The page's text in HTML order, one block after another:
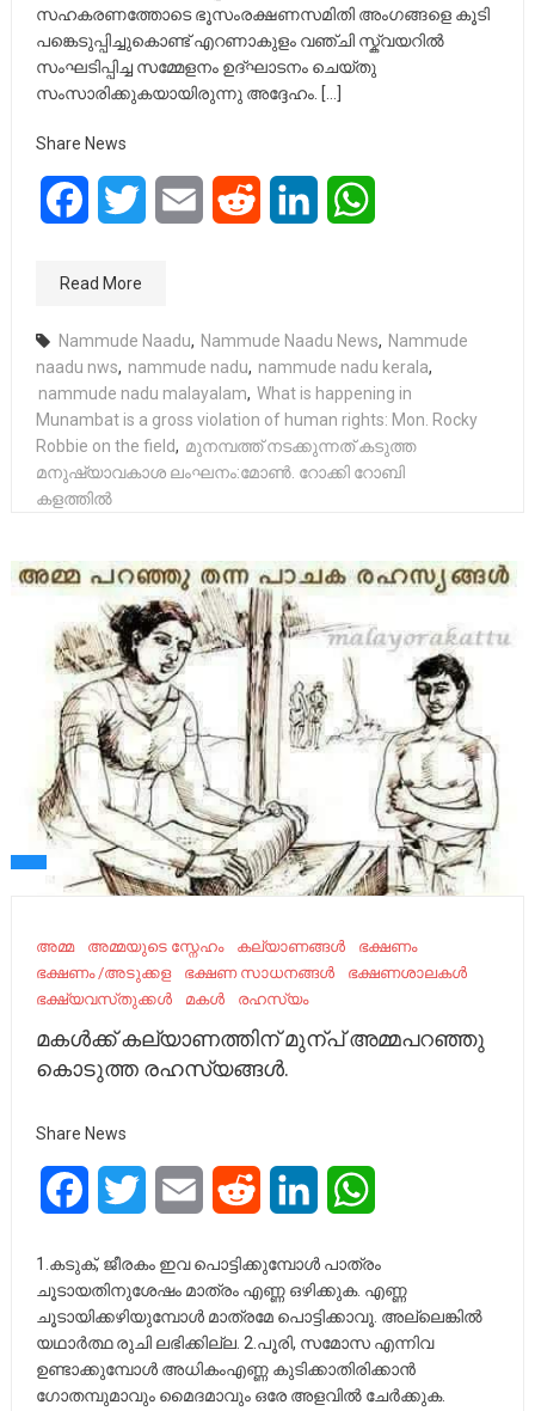
സഹകരണത്തോടെ ഭൂസംരക്ഷണസമിതി അംഗങ്ങളെ കൂടി
പങ്കെടുപ്പിച്ചുകൊണ്ട് എറണാകുളം വഞ്ചി സ്ക്വയറില്‍
സംഘടിപ്പിച്ച സമ്മേളനം ഉദ്ഘാടനം ചെയ്തു
സംസാരിക്കുകയായിരുന്നു അദ്ദേഹം. […]
Share News
FacebookTwitter Email Reddit LinkedIn
Read More
Nammude Naadu, Nammude Naadu News, Nammude
naadu nws, nammude nadu, nammude nadu kerala,
nammude nadu malayalam, What is happening in
Munambat is a gross violation of human rights: Mon. Rocky
Robbie on the field, മുനമ്പത്ത് നടക്കുന്നത് കടുത്ത
മനുഷ്യാവകാശ ലംഘനം:മോണ്‍. റോക്കി റോബി
കളത്തില്‍
അമ്മ അമ്മയുടെ സ്നേഹം കല്യാണങ്ങൾ
ഭക്ഷണം
ഭക്ഷണം /അടുക്കള
ഭക്ഷണ സാധനങ്ങൾ
ഭക്ഷണശാലകൾ
ഭക്ഷ്യവസ്‌തുക്കൾ
മകള്‍ രഹസ്യം
മകള്‍ക്ക് കല്യാണത്തിന് മുന്പ് അമ്മപറഞ്ഞു
കൊടുത്ത രഹസ്യങ്ങള്‍.
Share News
FacebookTwitter Email Reddit LinkedIn
1.കടുക്, ജീരകം ഇവ പൊട്ടിക്കുമ്പോള്‍ പാത്രം
ചൂടായതിനുശേഷം മാത്രം എണ്ണ ഒഴിക്കുക. എണ്ണ
ചൂടായിക്കഴിയുമ്പോള്‍ മാത്രമേ പൊട്ടിക്കാവൂ. അല്ലെങ്കില്‍
യഥാര്‍ത്ഥ രുചി ലഭിക്കില്ല. 2.പൂരി, സമോസ എന്നിവ
ഉണ്ടാക്കുമ്പോള്‍ അധികംഎണ്ണ കുടിക്കാതിരിക്കാന്‍
ഗോതമ്പുമാവും മൈദമാവും ഒരേ അളവില്‍ ചേര്‍ക്കുക.